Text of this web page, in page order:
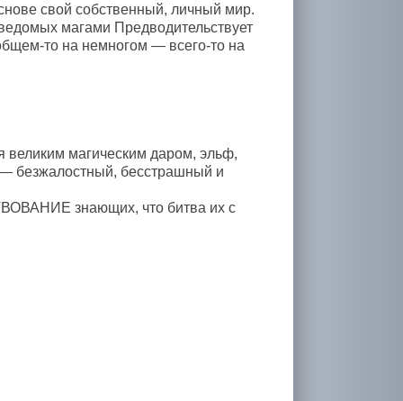
свой собственный, личный мир.
магами Предводительствует
то на немногом — всего-то на
магическим даром, эльф,
безжалостный, бесстрашный и
знающих, что битва их с